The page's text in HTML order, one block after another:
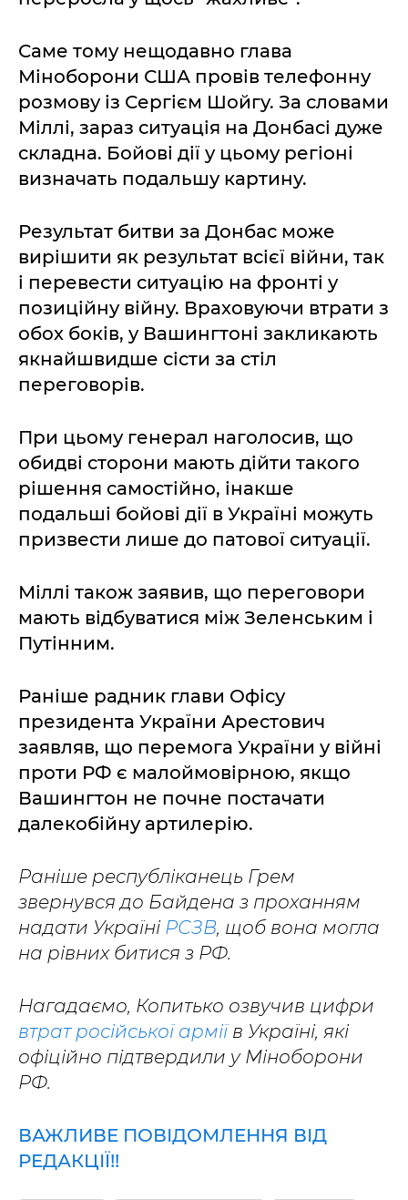
Саме тому нещодавно глава
Міноборони США провів телефонну
розмову із Сергієм Шойгу. За словами
Міллі, зараз ситуація на Донбасі дуже
складна. Бойові дії у цьому регіоні
визначать подальшу картину.
Результат битви за Донбас може
вирішити як результат всієї війни, так
і перевести ситуацію на фронті у
позиційну війну. Враховуючи втрати з
обох боків, у Вашингтоні закликають
якнайшвидше сісти за стіл
переговорів.
При цьому генерал наголосив, що
обидві сторони мають дійти такого
рішення самостійно, інакше
подальші бойові дії в Україні можуть
призвести лише до патової ситуації.
Міллі також заявив, що переговори
мають відбуватися між Зеленським і
Путінним.
Раніше радник глави Офісу
президента України Арестович
заявляв, що перемога України у війні
проти РФ є малоймовірною, якщо
Вашингтон не почне постачати
далекобійну артилерію.
Раніше республіканець Грем
звернувся до Байдена з проханням
надати Україні РСЗВ, щоб вона могла
на рівних битися з РФ.
Нагадаємо, Копитько озвучив цифри
втрат російської армії в Україні, які
офіційно підтвердили у Міноборони
РФ.
ВАЖЛИВЕ ПОВІДОМЛЕННЯ ВІД
РЕДАКЦІЇ!!